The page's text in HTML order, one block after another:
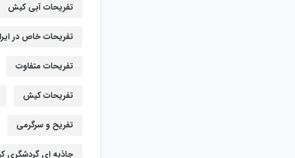
تفریحات آبی کیش
تفریحات خاص در
تفریحات متفاوت
تفریحات کیش
تفریح و سرگرمی
جاذبه ای گردشگری